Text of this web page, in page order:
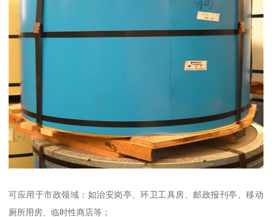
可应用于市政领域：如治安岗亭、环卫工具房、邮政报刊亭、移动
厕所用房、临时性商店等；